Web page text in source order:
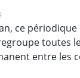
toutes
entre les